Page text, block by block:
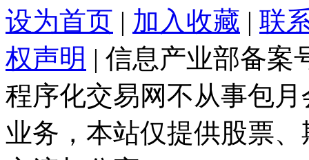
设为首页 | 加入收藏 | 联
权声明 | 信息产业部备案
程序化交易网不从事包
业务，本站仅提供股票